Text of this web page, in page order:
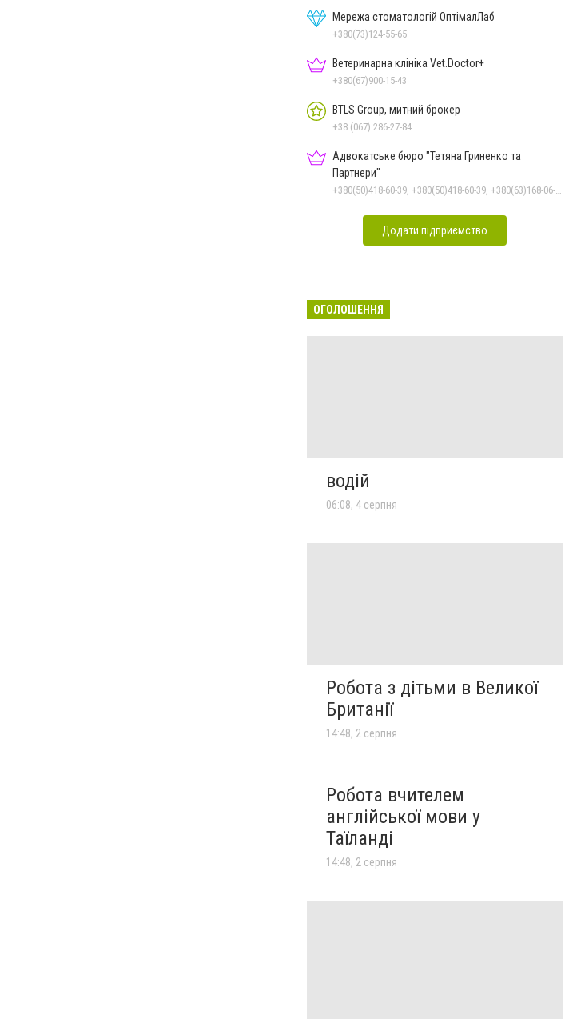
Мережа стоматологій ОптімалЛаб
+380(73)124-55-65
Ветеринарна клініка Vet.Doctor+
+380(67)900-15-43
BTLS Group, митний брокер
+38 (067) 286-27-84
Адвокатське бюро "Тетяна Гриненко та
Партнери"
Додати підприємство
ОГОЛОШЕННЯ
водій
06:08, 4 серпня
Робота з дітьми в Великої
Британії
14:48, 2 серпня
Робота вчителем
англійської мови у
Таїланді
14:48, 2 серпня